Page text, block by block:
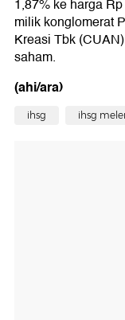
1,87% ke harga
milik konglomerat
Kreasi Tbk
saham.
(ahi/ara)
ihsg ihsg